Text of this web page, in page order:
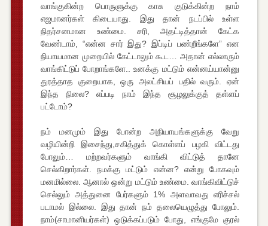
வாங்குகின்ற பொருளுக்கு காசு குடுக்கின்ற நாம்
எஜமானர்கள் கிடையாது. இது தான் நடப்பில் உள்ள
நிதர்சனமான உண்மை. சரி, அதட்டித்தான் கேட்க
வேண்டாம், “என்ன சார் இது? இப்டிப் பண்றீங்களே” என
நியாயமான முறையில் கேட்டாலும் கூட… அதான் எல்லாரும்
வாங்கிட்டுப் போறாங்களே.. உனக்கு மட்டும் என்னய்யான்னு
துரத்தாத குறையாக, ஒரு அலட்சியப் பதில் வரும். ஏன்
இந்த நிலை? எப்படி நாம் இந்த சூழலுக்குத் தள்ளப்
பட்டோம்?
நம் மனமும் இது போன்ற அநியாயங்களுக்கு வேறு
வழியின்றி இசைந்து,சகித்துக் கொள்ளப் பழகி விட்டது
போலும்… மற்றவர்களும் வாங்கி விட்டுத் தானே
செல்கிறார்கள். நமக்கு மட்டும் என்ன? என்று போகவும்
மனமில்லை. ஆனால் ஒன்று மட்டும் உண்மை. வாங்கிவிட்டுச்
செல்லும் அத்துனை பேர்களும் 1% அளவாவது எரிச்சல்
படாமல் இல்லை. இது தான் நம் தலையெழுத்து போலும்.
நாம்(சாமானியர்கள்) ஒடுக்கப்படும் போது, எங்குமே குரல்